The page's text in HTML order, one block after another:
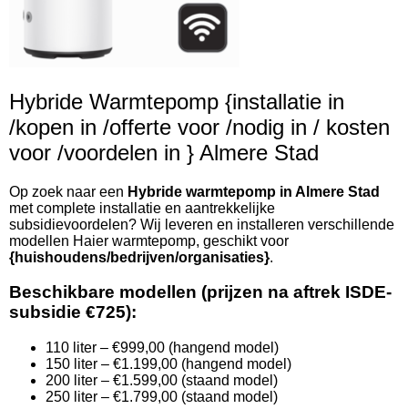
Hybride Warmtepomp {installatie in
/kopen in /offerte voor /nodig in / kosten
voor /voordelen in } Almere Stad
Op zoek naar een Hybride warmtepomp in Almere Stad
met complete installatie en aantrekkelijke
subsidievoordelen? Wij leveren en installeren verschillende
modellen Haier warmtepomp, geschikt voor
{huishoudens/bedrijven/organisaties}.
Beschikbare modellen (prijzen na aftrek ISDE-
subsidie €725):
110 liter – €999,00 (hangend model)
150 liter – €1.199,00 (hangend model)
200 liter – €1.599,00 (staand model)
250 liter – €1.799,00 (staand model)